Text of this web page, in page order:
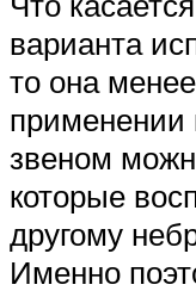
варианта
то она
звеном
которые
другому
Именно